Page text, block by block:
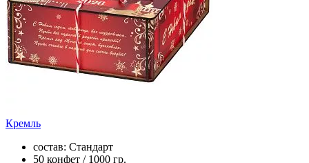
Кремль
состав: Стандарт
50 конфет / 1000 гр.